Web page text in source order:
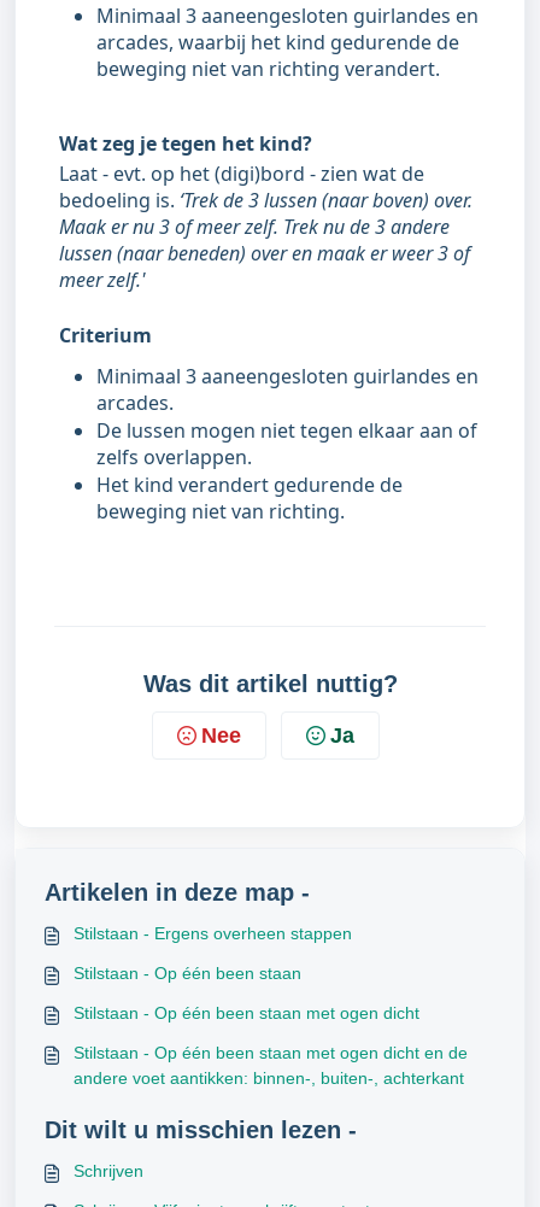
Minimaal 3 aaneengesloten guirlandes en
arcades, waarbij het kind gedurende de
beweging niet van richting verandert.
Wat zeg je tegen het kind?
Laat - evt. op het (digi)bord - zien wat de
bedoeling is. ‘Trek de 3 lussen (naar boven) over.
Maak er nu 3 of meer zelf. Trek nu de 3 andere
lussen (naar beneden) over en maak er weer 3 of
meer zelf.'
Criterium
Minimaal 3 aaneengesloten guirlandes en
arcades.
De lussen mogen niet tegen elkaar aan of
zelfs overlappen.
Het kind verandert gedurende de
beweging niet van richting.
Was dit artikel nuttig?
Nee Ja
Artikelen in deze map -
Stilstaan - Ergens overheen stappen
Stilstaan - Op één been staan
Stilstaan - Op één been staan met ogen dicht
Stilstaan - Op één been staan met ogen dicht en de
andere voet aantikken: binnen-, buiten-, achterkant
Dit wilt u misschien lezen -
Schrijven